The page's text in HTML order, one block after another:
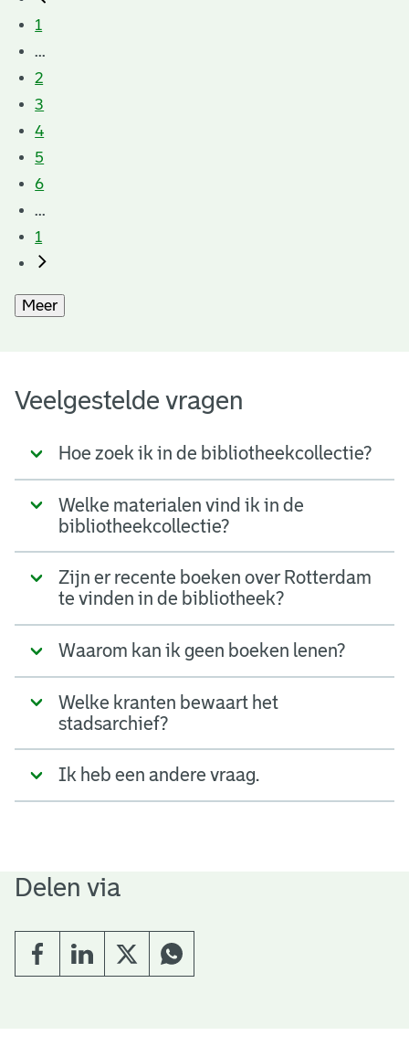
1
...
2
3
4
5
6
...
1
Meer
Veelgestelde vragen
Hoe zoek ik in de bibliotheekcollectie?
Welke materialen vind ik in de
bibliotheekcollectie?
Zijn er recente boeken over Rotterdam
te vinden in de bibliotheek?
Waarom kan ik geen boeken lenen?
Welke kranten bewaart het
stadsarchief?
Ik heb een andere vraag.
Delen via